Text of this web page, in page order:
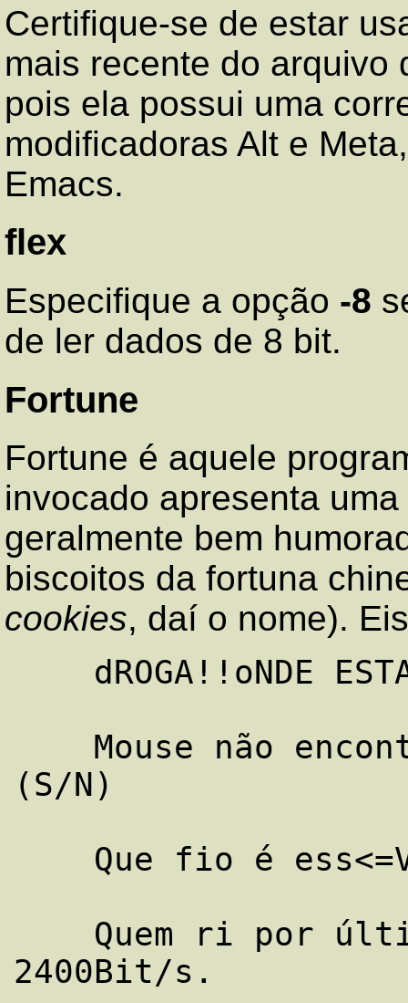
Certifique-se de estar
mais recente do arquivo
pois ela possui uma
modificadoras Alt e
Emacs.
flex
Especifique a opção -8
de ler dados de 8 bit.
Fortune
Fortune é aquele
invocado apresenta
geralmente bem
biscoitos da fortuna
cookies, daí o nome).
(S/N)